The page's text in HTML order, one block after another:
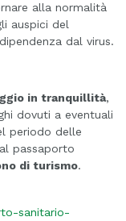
alla normalità
auspici del
dal virus.
in tranquillità,
dovuti a eventuali
periodo delle
passaporto
di turismo.
sanitario-